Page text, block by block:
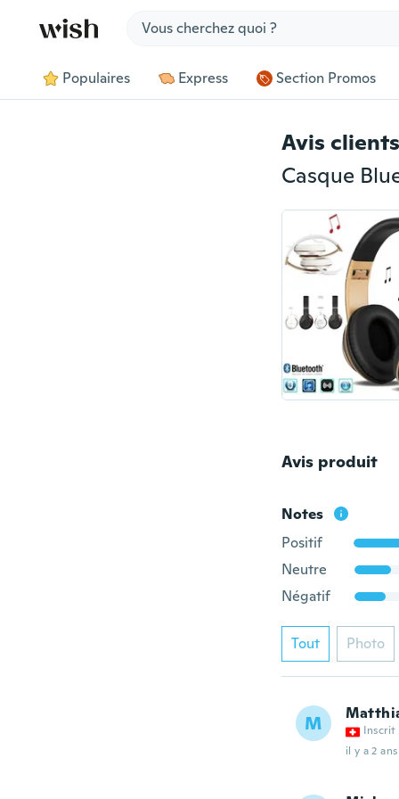
Populaires Express Section Promos
Avis clients
Avis produit
Notes
Positif
Neutre
Négatif
Tout Photo
M
Inscrit
il y a 2 ans